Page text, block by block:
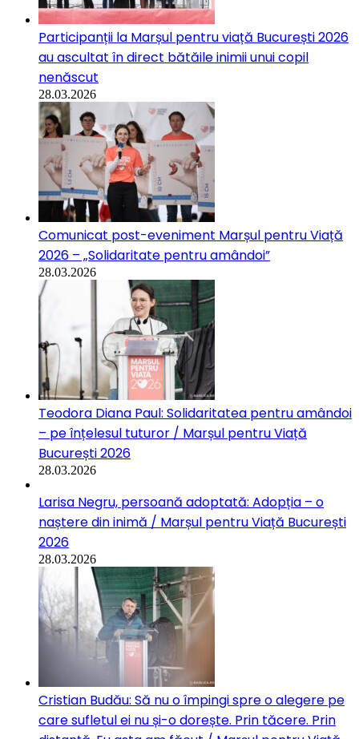
Participanții la Marșul pentru viață București 2026
au ascultat în direct bătăile inimii unui copil
nenăscut
28.03.2026
Comunicat post-eveniment Marșul pentru Viață
2026 – „Solidaritate pentru amândoi”
28.03.2026
Teodora Diana Paul: Solidaritatea pentru amândoi
– pe înțelesul tuturor / Marșul pentru Viață
București 2026
28.03.2026
Larisa Negru, persoană adoptată: Adopția – o
naștere din inimă / Marșul pentru Viață București
2026
28.03.2026
Cristian Budău: Să nu o împingi spre o alegere pe
care sufletul ei nu și-o dorește. Prin tăcere. Prin